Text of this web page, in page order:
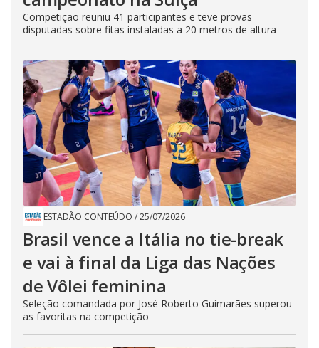
Competição reuniu 41 participantes e teve provas
disputadas sobre fitas instaladas a 20 metros de altura
ESTADÃO CONTEÚDO /25/07/2026
Brasil vence a Itália no tie-break
e vai à final da Liga das Nações
de Vôlei feminina
Seleção comandada por José Roberto Guimarães superou
as favoritas na competição